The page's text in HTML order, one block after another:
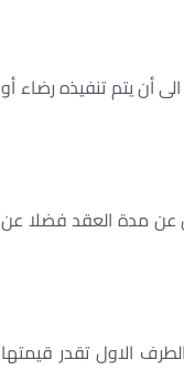
أن يتم تنفيذه رضاء أو
عن مدة العقد فضلا عن
الاول تقدر قيمتها